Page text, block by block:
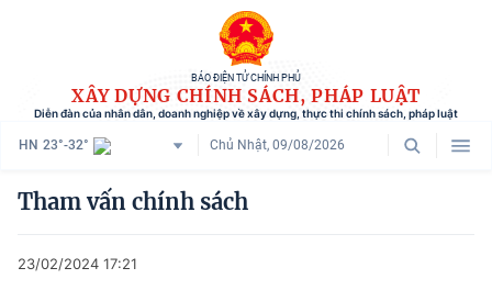
BÁO ĐIỆN TỬ CHÍNH PHỦ
XÂY DỰNG CHÍNH SÁCH, PHÁP LUẬT
Diễn đàn của nhân dân, doanh nghiệp về xây dựng, thực thi chính sách, pháp luật
HN 23°-32° Chủ Nhật, 09/08/2026
Danh mục
Tham vấn chính sách
23/02/2024 17:21